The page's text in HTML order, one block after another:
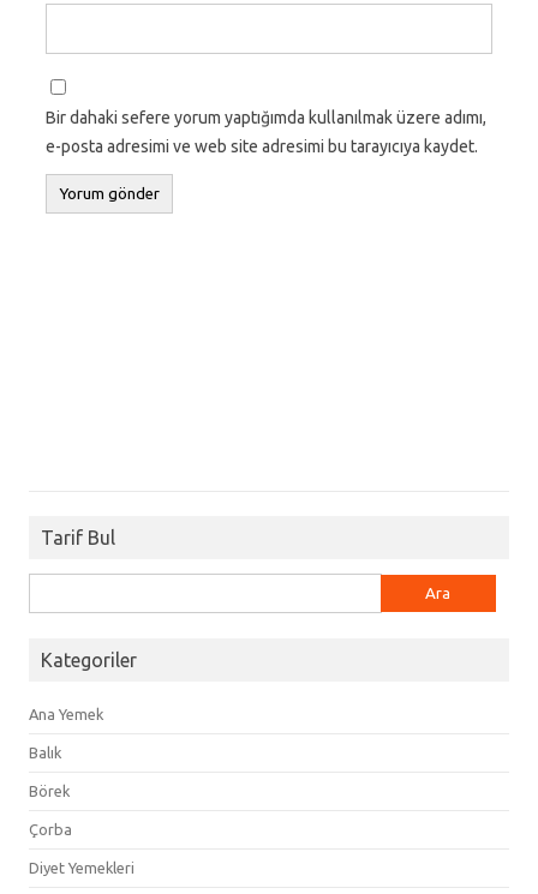
Bir dahaki sefere yorum yaptığımda kullanılmak üzere adımı,
e-posta adresimi ve web site adresimi bu tarayıcıya kaydet.
Tarif Bul
Kategoriler
Ana Yemek
Balık
Börek
Çorba
Diyet Yemekleri